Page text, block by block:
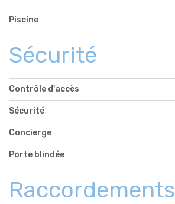
Piscine
Sécurité
Contrôle d'accès
Sécurité
Concierge
Porte blindée
Raccordements